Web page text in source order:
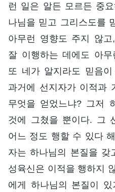
런 일은 알든 모르든 중
나님을 믿고 그리스도를
아무런 영향도 주지 않
잘 이행하는 데에도 아
또 네가 알지라도 믿음
과거에 선지자가 이적과
무엇을 얻었느냐? 그저
것에 그쳤을 뿐이다. 그
어느 정도 행할 수 있다
자는 하나님의 본질을 갖
성육신은 이적을 행하지
에게 하나님의 본질이